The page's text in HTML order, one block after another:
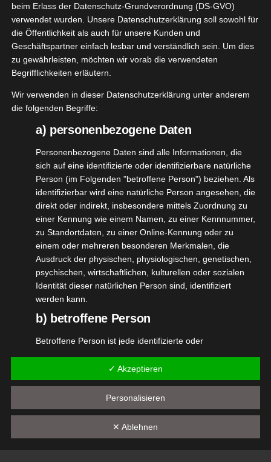
vorstellen will.
Wählen kann man zwischen unterschiedlichen
Modellen, immer im 2er Pack. Ich habe mich für
das Set mit der schwarzen und der klaren Brille
entschieden.
Sehstärken, sie schützen Eure Augen vor Blaulicht.
Was ist Blaulicht?
beim Erlass der Datenschutz-Grundverordnung (DS-GVO)
verwendet wurden. Unsere Datenschutzerklärung soll sowohl für
die Öffentlichkeit als auch für unsere Kunden und
Geschäftspartner einfach lesbar und verständlich sein. Um dies
zu gewährleisten, möchten wir vorab die verwendeten
Begrifflichkeiten erläutern.
Wir verwenden in dieser Datenschutzerklärung unter anderem
die folgenden Begriffe:
a) personenbezogene Daten
Personenbezogene Daten sind alle Informationen, die
sich auf eine identifizierte oder identifizierbare natürliche
Person (im Folgenden "betroffene Person") beziehen. Als
identifizierbar wird eine natürliche Person angesehen, die
direkt oder indirekt, insbesondere mittels Zuordnung zu
einer Kennung wie einem Namen, zu einer Kennnummer,
zu Standortdaten, zu einer Online-Kennung oder zu
einem oder mehreren besonderen Merkmalen, die
Ausdruck der physischen, physiologischen, genetischen,
psychischen, wirtschaftlichen, kulturellen oder sozialen
Identität dieser natürlichen Person sind, identifiziert
werden kann.
b) betroffene Person
Betroffene Person ist jede identifizierte oder
personenbezogene Daten von dem für die Verarbeitung
Verantwortlichen verarbeitet werden.
c) Verarbeitung
Verarbeitung ist jeder mit oder ohne Hilfe automatisierter
Verfahren ausgeführte Vorgang oder jede solche
✓ Akzeptieren
Personalisieren
✕ Ablehnen